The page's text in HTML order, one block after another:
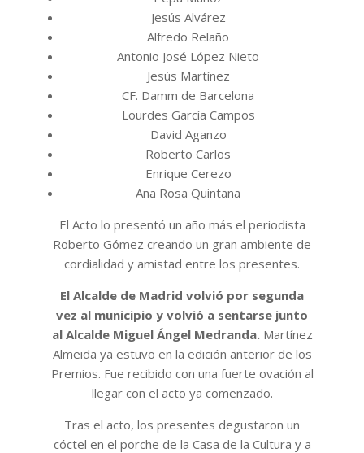
Jesús Alvárez
Alfredo Relaño
Antonio José López Nieto
Jesús Martínez
CF. Damm de Barcelona
Lourdes García Campos
David Aganzo
Roberto Carlos
Enrique Cerezo
Ana Rosa Quintana
El Acto lo presentó un año más el periodista
Roberto Gómez creando un gran ambiente de
cordialidad y amistad entre los presentes.
El Alcalde de Madrid volvió por segunda
vez al municipio y volvió a sentarse junto
al Alcalde Miguel Ángel Medranda.Martínez
Almeida ya estuvo en la edición anterior de los
Premios. Fue recibido con una fuerte ovación al
llegar con el acto ya comenzado.
Tras el acto, los presentes degustaron un
cóctel en el porche de la Casa de la Cultura y a